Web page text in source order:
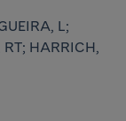
L;
RT; HARRICH,